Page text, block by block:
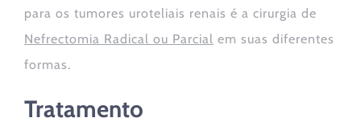
para os tumores uroteliais renais é a cirurgia de
Nefrectomia Radical ou Parcial em suas diferentes
formas.
Tratamento